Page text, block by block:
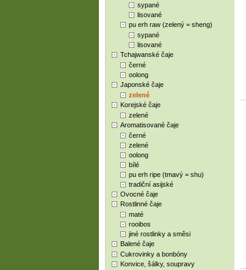
sypané
lisované
pu erh raw (zelený = sheng)
sypané
lisované
Tchajwanské čaje
černé
oolong
Japonské čaje
zelené
Korejské čaje
zelené
Aromatisované čaje
černé
zelené
oolong
bílé
pu erh ripe (tmavý = shu)
tradiční asijské
Ovocné čaje
Rostlinné čaje
maté
rooibos
jiné rostlinky a směsi
Balené čaje
Cukrovinky a bonbóny
Konvice, šálky, soupravy